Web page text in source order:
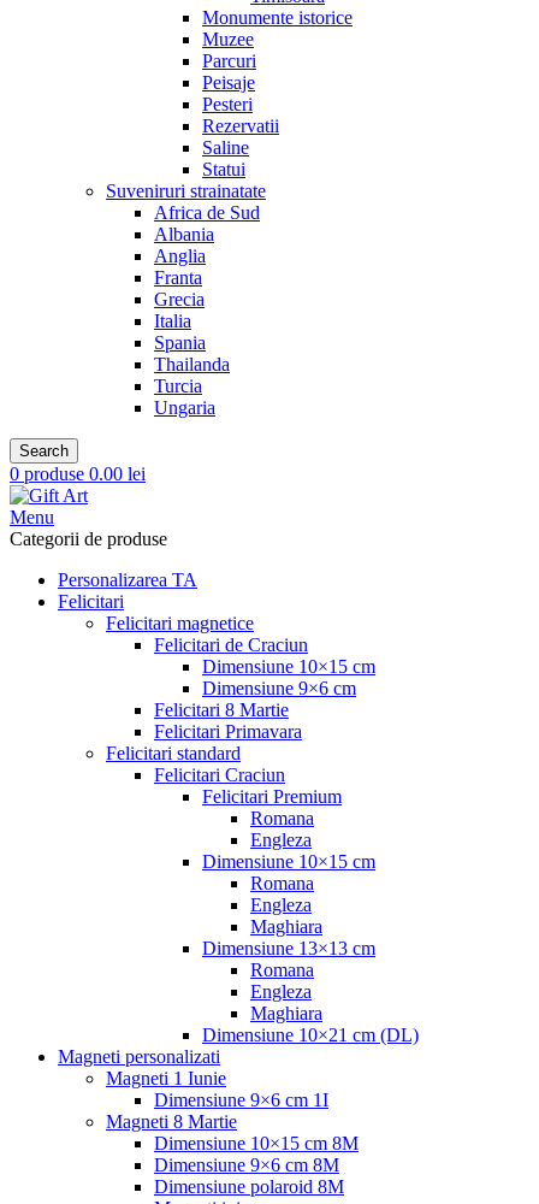
Monumente istorice
Muzee
Parcuri
Peisaje
Pesteri
Rezervatii
Saline
Statui
Suveniruri strainatate
Africa de Sud
Albania
Anglia
Franta
Grecia
Italia
Spania
Thailanda
Turcia
Ungaria
Search
0 produse 0.00 lei
Menu
Categorii de produse
Personalizarea TA
Felicitari
Felicitari magnetice
Felicitari de Craciun
Dimensiune 10×15 cm
Dimensiune 9×6 cm
Felicitari 8 Martie
Felicitari Primavara
Felicitari standard
Felicitari Craciun
Felicitari Premium
Romana
Engleza
Dimensiune 10×15 cm
Romana
Engleza
Maghiara
Dimensiune 13×13 cm
Romana
Engleza
Maghiara
Dimensiune 10×21 cm (DL)
Magneti personalizati
Magneti 1 Iunie
Dimensiune 9×6 cm 1I
Magneti 8 Martie
Dimensiune 10×15 cm 8M
Dimensiune 9×6 cm 8M
Dimensiune polaroid 8M